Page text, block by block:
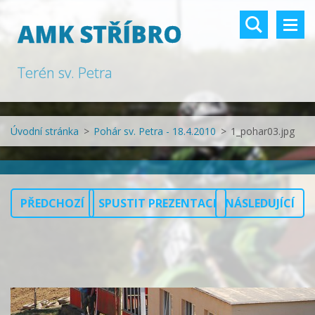
AMK STŘÍBRO
Terén sv. Petra
Úvodní stránka > Pohár sv. Petra - 18.4.2010 > 1_pohar03.jpg
PŘEDCHOZÍ SPUSTIT PREZENTACI NÁSLEDUJÍCÍ